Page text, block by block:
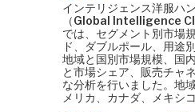
インテリジェンス洋服ハ
（Global Intelligence
では、セグメント別市場
ド、ダブルポール、用途
地域と国別市場規模、国
と市場シェア、販売チャ
な分析を行いました。地
メリカ、カナダ、メキシ